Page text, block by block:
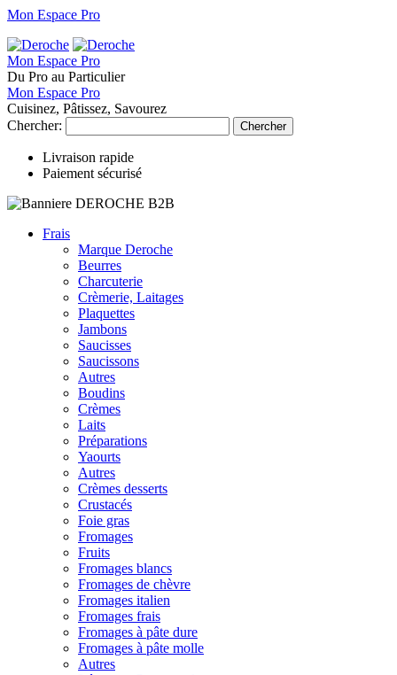
Mon Espace Pro
Mon Espace Pro
Du Pro au Particulier
Mon Espace Pro
Cuisinez, Pâtissez, Savourez
Chercher:
Chercher
Livraison rapide
Paiement sécurisé
Frais
Marque Deroche
Beurres
Charcuterie
Crèmerie, Laitages
Plaquettes
Jambons
Saucisses
Saucissons
Autres
Boudins
Crèmes
Laits
Préparations
Yaourts
Autres
Crèmes desserts
Crustacés
Foie gras
Fromages
Fruits
Fromages blancs
Fromages de chèvre
Fromages italien
Fromages frais
Fromages à pâte dure
Fromages à pâte molle
Autres